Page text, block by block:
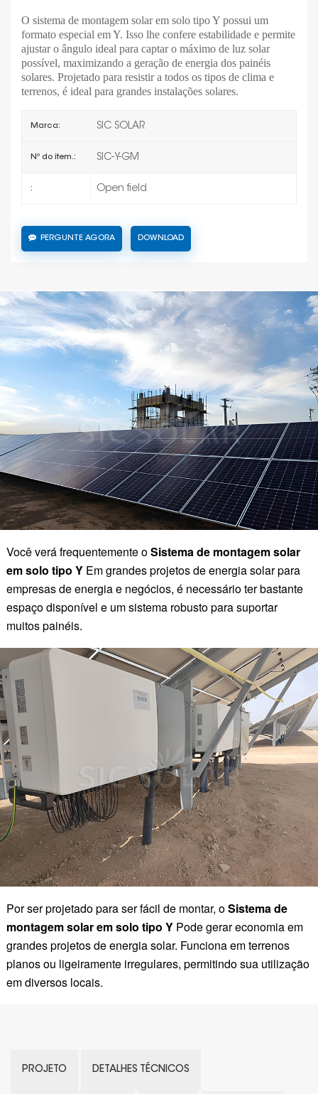
O sistema de montagem solar em solo tipo Y possui um
formato especial em Y. Isso lhe confere estabilidade e permite
ajustar o ângulo ideal para captar o máximo de luz solar
possível, maximizando a geração de energia dos painéis
solares. Projetado para resistir a todos os tipos de clima e
terrenos, é ideal para grandes instalações solares.
Marca: SIC SOLAR
Nº do item.: SIC-Y-GM
: Open field
PERGUNTE AGORA DOWNLOAD
Você verá frequentemente oSistema de montagem solar
em solo tipo Y Em grandes projetos de energia solar para
empresas de energia e negócios, é necessário ter bastante
espaço disponível e um sistema robusto para suportar
muitos painéis.
Por ser projetado para ser fácil de montar, oSistema de
montagem solar em solo tipo Y Pode gerar economia em
grandes projetos de energia solar. Funciona em terrenos
planos ou ligeiramente irregulares, permitindo sua utilização
em diversos locais.
PROJETO DETALHES TÉCNICOS